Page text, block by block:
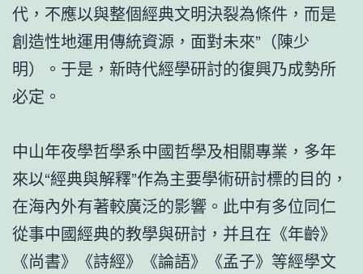
代，不應以與整個經典文明決裂為條件，而是
創造性地運用傳統資源，面對未來”（陳少
明）。于是，新時代經學研討的復興乃成勢所
必定。
中山年夜學哲學系中國哲學及相關專業，多年
來以“經典與解釋”作為主要學術研討標的目的，
在海內外有著較廣泛的影響。此中有多位同仁
從事中國經典的教學與研討，并且在《年齡》
《尚書》《詩經》《論語》《孟子》等經學文